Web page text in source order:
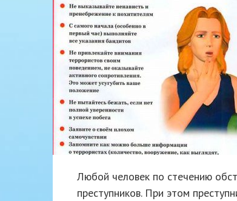
Любой человек по стечению
преступников. При этом